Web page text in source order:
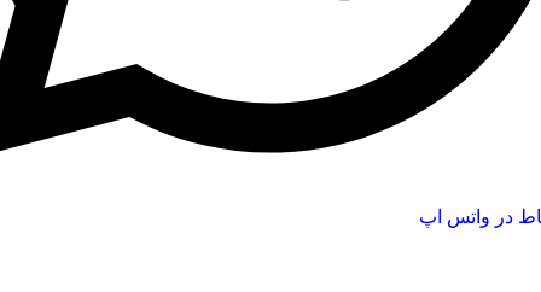
در واتس اپ